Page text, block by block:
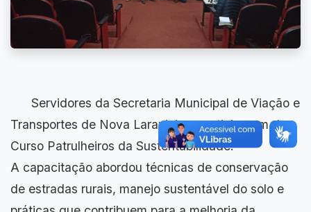
Servidores da Secretaria Municipal de Viação e
Transportes de Nova Laranjeiras participaram do
Curso Patrulheiros da Sustentabilidade.
A capacitação abordou técnicas de conservação
de estradas rurais, manejo sustentável do solo e